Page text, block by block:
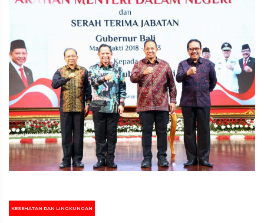
KESEHATAN DAN LINGKUNGAN